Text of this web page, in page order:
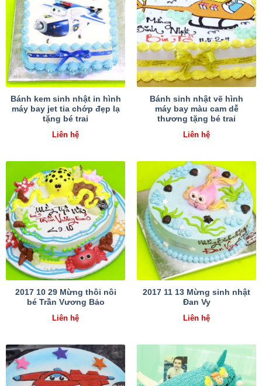
Bánh kem sinh nhật in hình
máy bay jet tia chớp đẹp lạ
tặng bé trai
Liên hệ
Bánh sinh nhật vẽ hình
máy bay màu cam dễ
thương tặng bé trai
Liên hệ
2017 10 29 Mừng thôi nôi
bé Trần Vương Bảo
Liên hệ
2017 11 13 Mừng sinh nhật
Đan Vy
Liên hệ